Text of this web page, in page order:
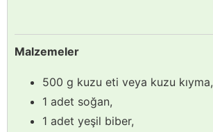
Malzemeler
500 g kuzu eti veya kuzu kıyma,
1 adet soğan,
1 adet yeşil biber,